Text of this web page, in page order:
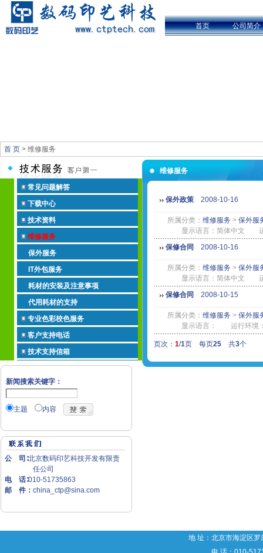
首页 公司简介
首 页 > 维修服务
常见问题解答
下载中心
技术资料
维修服务
保外服务
IT外包服务
耗材的安装及注意事项
代用耗材的支持
专业色彩校色服务
客户支持电话
技术支持信箱
新闻搜索关键字：
主题 内容
公 司∶北京数码印艺科技开发有限责
任公司
电 话∶010-51735863
邮 件： china_ctp@sina.com
维修服务
保外政策 2008-10-16
所属分类： 维修服务 > 保外服
显示语言：简体中文 运
保修合同
2008-10-16
所属分类： 维修服务 > 保外服
显示语言：简体中文 运
保修合同
2008-10-15
所属分类： 维修服务 > 保外服
显示语言： 运行环境
页次： 1/1页 每页25 共3个
地 址：北京市海淀区